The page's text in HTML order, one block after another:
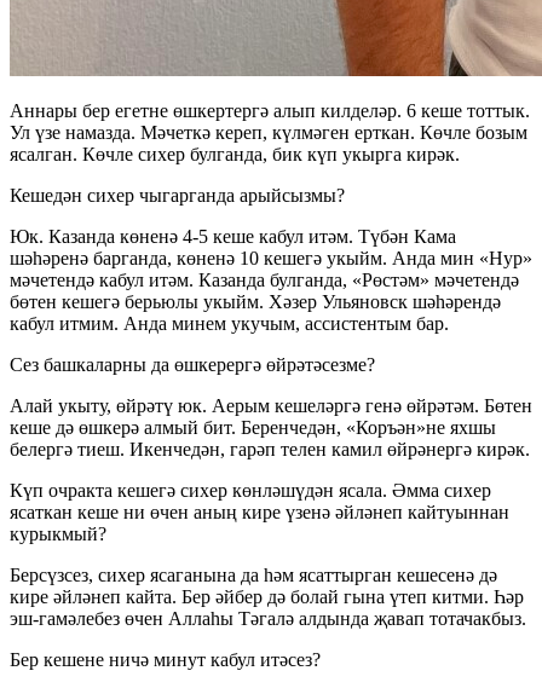
Аннары бер егетне өшкертергә алып килделәр. 6 кеше тоттык.
Ул үзе намазда. Мәчеткә кереп, күлмәген ерткан. Көчле бозым
ясалган. Көчле сихер булганда, бик күп укырга кирәк.
Кешедән сихер чыгарганда арыйсызмы?
Юк. Казанда көненә 4-5 кеше кабул итәм. Түбән Кама
шәһәренә барганда, көненә 10 кешегә укыйм. Анда мин «Нур»
мәчетендә кабул итәм. Казанда булганда, «Рөстәм» мәчетендә
бөтен кешегә берьюлы укыйм. Хәзер Ульяновск шәһәрендә
кабул итмим. Анда минем укучым, ассистентым бар.
Сез башкаларны да өшкерергә өйрәтәсезме?
Алай укыту, өйрәтү юк. Аерым кешеләргә генә өйрәтәм. Бөтен
кеше дә өшкерә алмый бит. Беренчедән, «Коръән»не яхшы
белергә тиеш. Икенчедән, гарәп телен камил өйрәнергә кирәк.
Күп очракта кешегә сихер көнләшүдән ясала. Әмма сихер
ясаткан кеше ни өчен аның кире үзенә әйләнеп кайтуыннан
курыкмый?
Берсүзсез, сихер ясаганына да һәм ясаттырган кешесенә дә
кире әйләнеп кайта. Бер әйбер дә болай гына үтеп китми. Һәр
эш-гамәлебез өчен Аллаһы Тәгалә алдында җавап тотачакбыз.
Бер кешене ничә минут кабул итәсез?